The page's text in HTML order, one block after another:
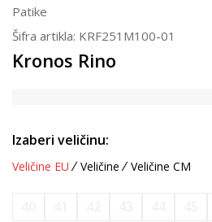
Patike
Šifra artikla: KRF251M100-01
Kronos Rino
Izaberi veličinu:
Veličine EU Veličine Veličine CM